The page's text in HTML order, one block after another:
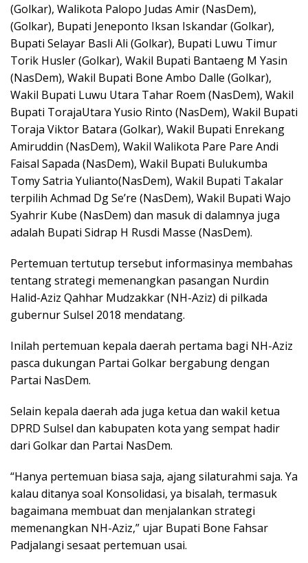
(Golkar), Walikota Palopo Judas Amir (NasDem),
(Golkar), Bupati Jeneponto Iksan Iskandar (Golkar),
Bupati Selayar Basli Ali (Golkar), Bupati Luwu Timur
Torik Husler (Golkar), Wakil Bupati Bantaeng M Yasin
(NasDem), Wakil Bupati Bone Ambo Dalle (Golkar),
Wakil Bupati Luwu Utara Tahar Roem (NasDem), Wakil
Bupati TorajaUtara Yusio Rinto (NasDem), Wakil Bupati
Toraja Viktor Batara (Golkar), Wakil Bupati Enrekang
Amiruddin (NasDem), Wakil Walikota Pare Pare Andi
Faisal Sapada (NasDem), Wakil Bupati Bulukumba
Tomy Satria Yulianto(NasDem), Wakil Bupati Takalar
terpilih Achmad Dg Se’re (NasDem), Wakil Bupati Wajo
Syahrir Kube (NasDem) dan masuk di dalamnya juga
adalah Bupati Sidrap H Rusdi Masse (NasDem).
Pertemuan tertutup tersebut informasinya membahas
tentang strategi memenangkan pasangan Nurdin
Halid-Aziz Qahhar Mudzakkar (NH-Aziz) di pilkada
gubernur Sulsel 2018 mendatang.
Inilah pertemuan kepala daerah pertama bagi NH-Aziz
pasca dukungan Partai Golkar bergabung dengan
Partai NasDem.
Selain kepala daerah ada juga ketua dan wakil ketua
DPRD Sulsel dan kabupaten kota yang sempat hadir
dari Golkar dan Partai NasDem.
“Hanya pertemuan biasa saja, ajang silaturahmi saja. Ya
kalau ditanya soal Konsolidasi, ya bisalah, termasuk
bagaimana membuat dan menjalankan strategi
memenangkan NH-Aziz,” ujar Bupati Bone Fahsar
Padjalangi sesaat pertemuan usai.